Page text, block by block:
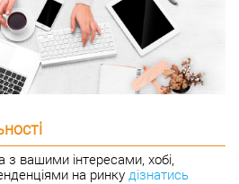
з вашими інтересами, хобі,
на ринку дізнатись